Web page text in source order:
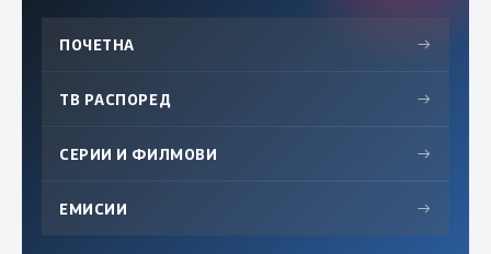
ПОЧЕТНА →
ТВ РАСПОРЕД →
СЕРИИ И ФИЛМОВИ →
ЕМИСИИ →